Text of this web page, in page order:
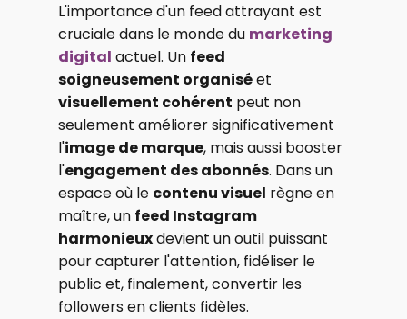
L'importance d'un feed attrayant est
cruciale dans le monde du marketing
digital actuel. Un feed
soigneusement organiséet
visuellement cohérent peut non
seulement améliorer significativement
l'image de marque, mais aussi booster
l'engagement des abonnés. Dans un
espace où le contenu visuel règne en
maître, un feed Instagram
harmonieuxdevient un outil puissant
pour capturer l'attention, fidéliser le
public et, finalement, convertir les
followers en clients fidèles.